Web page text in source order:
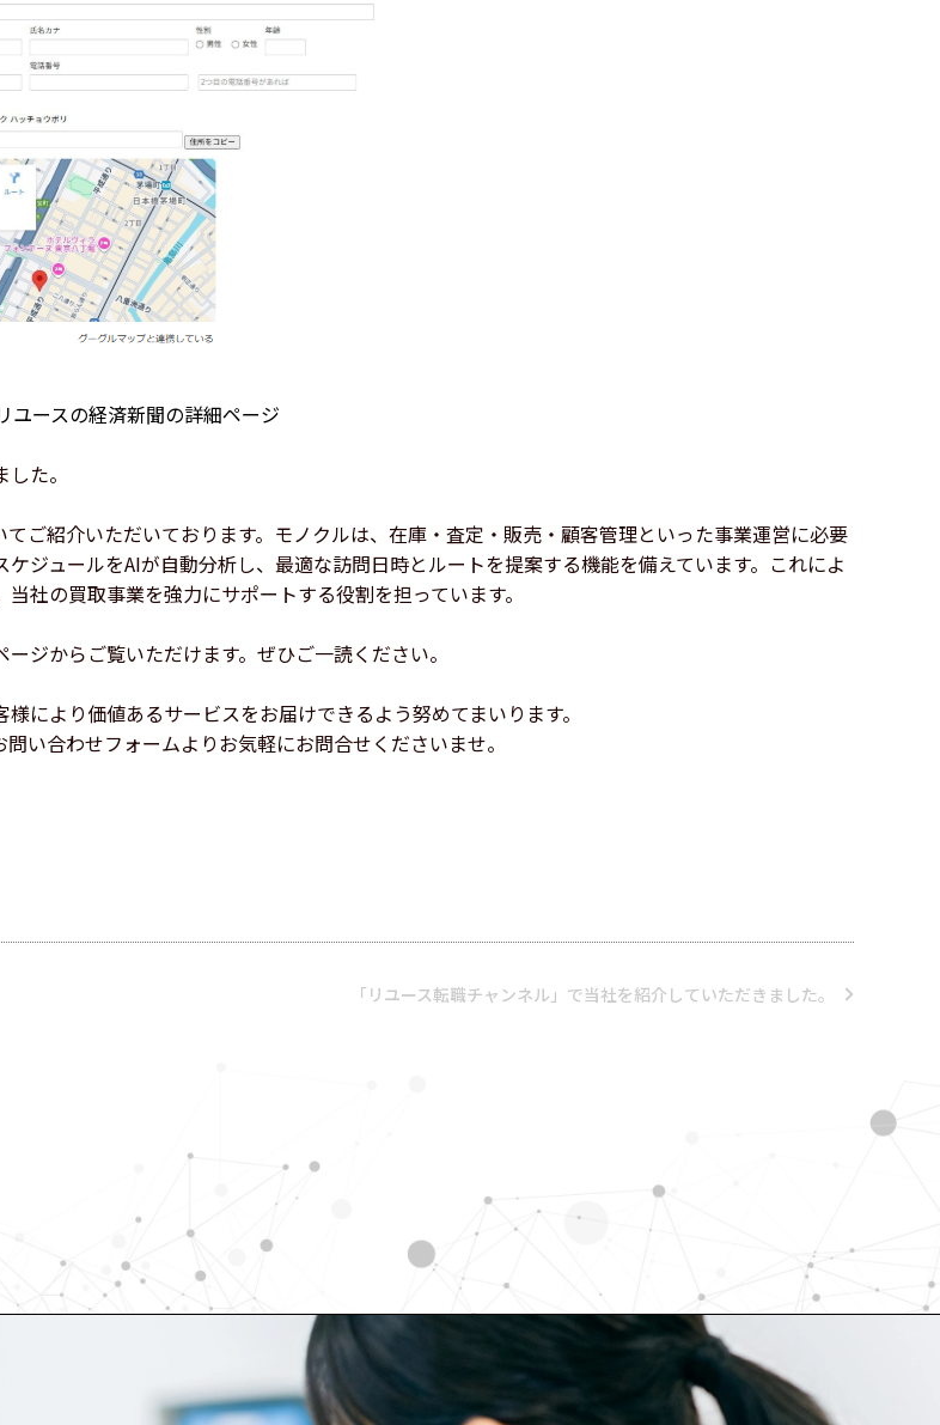
ユースの経済新聞の詳細ページ
た。
ご紹介いただいております。モノクルは、在庫・査定・販売・顧客管理といった事業運営に必要
ジュールをAIが自動分析し、最適な訪問日時とルートを提案する機能を備えています。これによ
社の買取事業を強力にサポートする役割を担っています。
ジからご覧いただけます。ぜひご一読ください。
により価値あるサービスをお届けできるよう努めてまいります。
い合わせフォームよりお気軽にお問合せくださいませ。
「リユース転職チャンネル」で当社を紹介していただきました。